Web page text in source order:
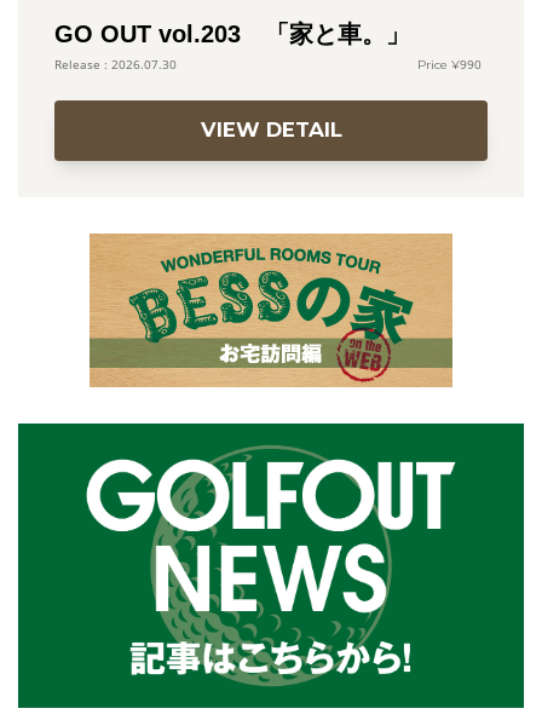
GO OUT vol.203 「家と車。」
2026.07.30 990
VIEW DETAIL